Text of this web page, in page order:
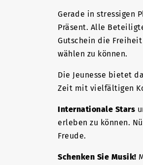
Gerade in stressigen
Präsent. Alle
Gutschein die
wählen zu können.
Die Jeunesse bietet
Zeit mit vielfältigen
Internationale Stars
erleben zu können.
Freude.
Schenken Sie Musik!